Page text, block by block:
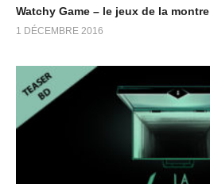
Watchy Game – le jeux de la montre
1 DÉCEMBRE 2016